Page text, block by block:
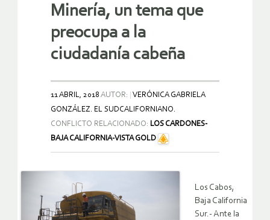
Minería, un tema que
preocupa a la
ciudadanía cabeña
11 ABRIL, 2018 AUTOR:
VERÓNICA GABRIELA
GONZÁLEZ. EL SUDCALIFORNIANO.
CONFLICTO RELACIONADO: LOS CARDONES-
BAJA CALIFORNIA-VISTA GOLD
Los Cabos,
Baja California
Sur.- Ante la